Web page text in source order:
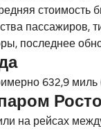
стоимость
последнее
632,9 миль
на рейсах